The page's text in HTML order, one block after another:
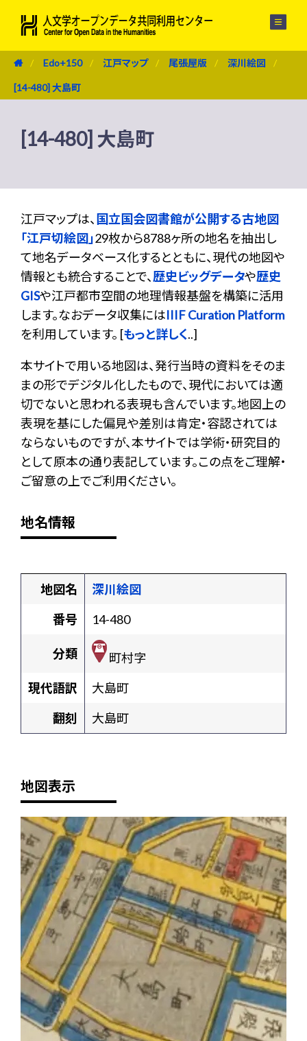
Edo+150 江戸マップ 尾張屋版 深川絵図
[14-480] 大島町
[14-480] 大島町
江戸マップは、 国立国会図書館が公開する古地図
「江戸切絵図」29枚から8788ヶ所の地名を抽出し
て地名データベース化するとともに、現代の地図や
情報とも統合することで、歴史ビッグデータや歴史
GISや江戸都市空間の地理情報基盤を構築に活用
します。なおデータ収集にはIIIF Curation Platform
を利用しています。 [もっと詳しく..]
本サイトで用いる地図は、発行当時の資料をそのま
まの形でデジタル化したもので、現代においては適
切でないと思われる表現も含んでいます。地図上の
表現を基にした偏見や差別は肯定・容認されては
ならないものですが、本サイトでは学術・研究目的
として原本の通り表記しています。この点をご理解・
ご留意の上でご利用ください。
地名情報
地図名
深川絵図
番号
14-480
分類
町村字
現代語訳
大島町
翻刻
大島町
地図表示
+
-